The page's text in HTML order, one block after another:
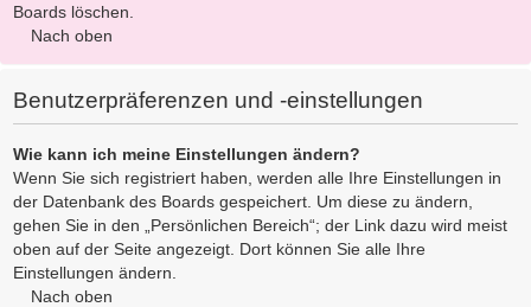
Boards löschen.
Nach oben
Benutzerpräferenzen und -einstellungen
Wie kann ich meine Einstellungen ändern?
Wenn Sie sich registriert haben, werden alle Ihre Einstellungen in
der Datenbank des Boards gespeichert. Um diese zu ändern,
gehen Sie in den „Persönlichen Bereich“; der Link dazu wird meist
oben auf der Seite angezeigt. Dort können Sie alle Ihre
Einstellungen ändern.
Nach oben